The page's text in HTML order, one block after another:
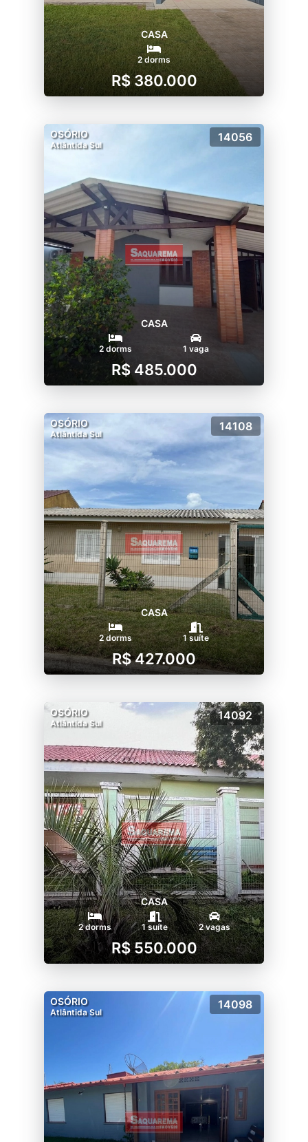
CASA
2 dorms
R$ 380.000
OSÓRIO
Atlântida Sul
14056
CASA
2 dorms 1 vaga
R$ 485.000
OSÓRIO
Atlântida Sul
14108
CASA
2 dorms 1 suíte
R$ 427.000
OSÓRIO
Atlântida Sul
14092
CASA
2 dorms 1 suíte 2 vagas
R$ 550.000
OSÓRIO
Atlântida Sul
14098